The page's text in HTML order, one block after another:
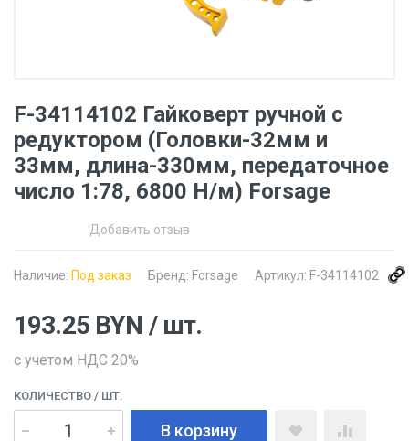
F-34114102 Гайковерт ручной с
редуктором (Головки-32мм и
33мм, длина-330мм, передаточное
число 1:78, 6800 Н/м) Forsage
Добавить отзыв
Наличие: Под заказ Бренд: Forsage Артикул: F-34114102
193.25 BYN / шт.
с учетом НДС 20%
КОЛИЧЕСТВО / ШТ.
В корзину